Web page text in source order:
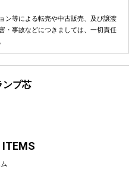
ン等による転売や中古販売、及び譲渡
・事故などにつきましては、一切責任
ンプ芯
ITEMS